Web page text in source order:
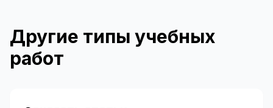
Другие типы учебных
работ